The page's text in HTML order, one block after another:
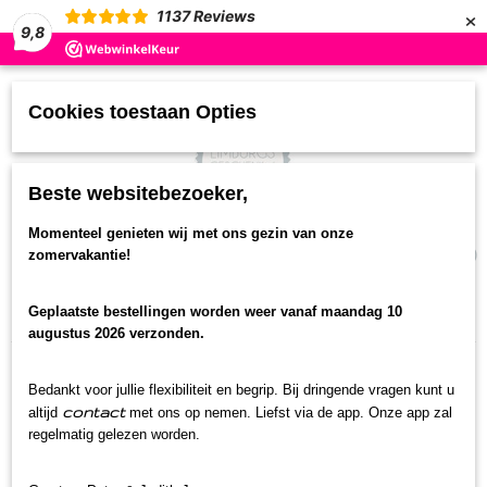
9,8
1137 Reviews ×
UW WINKELWAGEN
(0)
Home>Borrelbox>Borrelbox oet Limburg 0.0
Cookies toestaan Opties
Beste websitebezoeker,
Momenteel genieten wij met ons gezin van onze
zomervakantie!
Geplaatste bestellingen worden weer vanaf maandag 10
augustus 2026 verzonden.
Bedankt voor jullie flexibiliteit en begrip. Bij dringende vragen kunt u
altijd contactmet ons op nemen. Liefst via de app. Onze app zal
regelmatig gelezen worden.